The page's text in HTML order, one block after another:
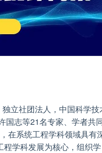
立社团法人，中国科学技
国志等21名专家、学者共
在系统工程学科领域具有
学科发展为核心，组织学